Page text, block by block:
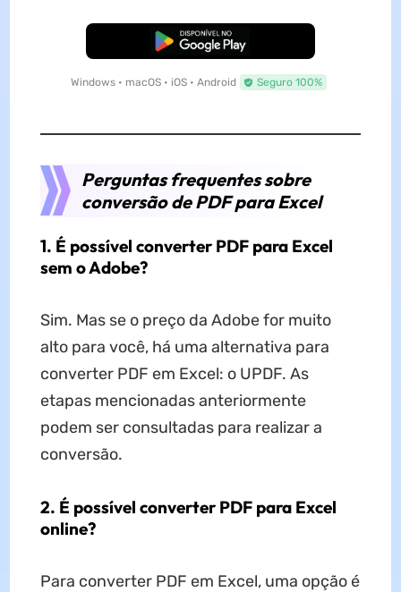
Baixar Grátis
Windows • macOS • iOS • Android Seguro 100%
Perguntas frequentes sobre
conversão de PDF para Excel
1. É possível converter PDF para Excel
sem o Adobe?
Sim. Mas se o preço da Adobe for muito
alto para você, há uma alternativa para
converter PDF em Excel: o UPDF. As
etapas mencionadas anteriormente
podem ser consultadas para realizar a
conversão.
2. É possível converter PDF para Excel
online?
Para converter PDF em Excel, uma opção é